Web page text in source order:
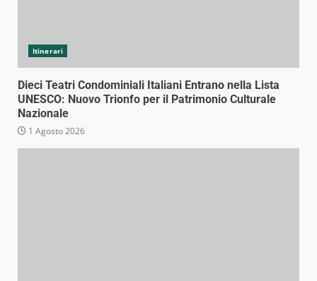
Itinerari
Dieci Teatri Condominiali Italiani Entrano nella Lista
UNESCO: Nuovo Trionfo per il Patrimonio Culturale
Nazionale
1 Agosto 2026